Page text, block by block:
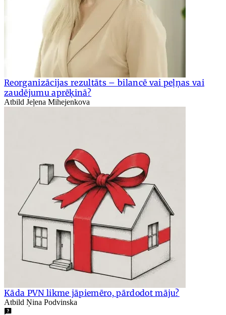
Reorganizācijas rezultāts – bilancē vai peļņas vai
zaudējumu aprēķinā?
Atbild Jeļena Mihejenkova
Kāda PVN likme jāpiemēro, pārdodot māju?
Atbild Ņina Podvinska